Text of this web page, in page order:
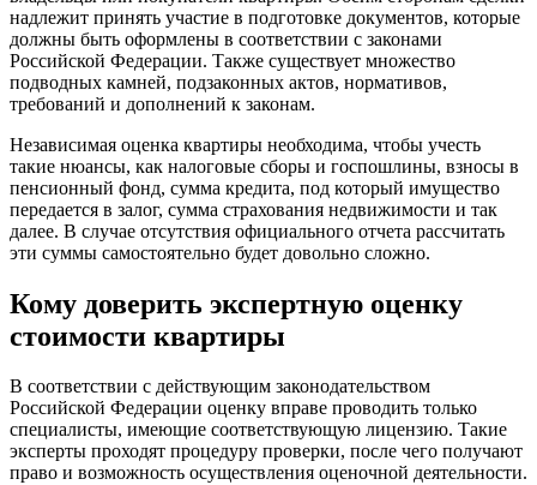
надлежит принять участие в подготовке документов, которые
должны быть оформлены в соответствии с законами
Российской Федерации. Также существует множество
подводных камней, подзаконных актов, нормативов,
требований и дополнений к законам.
Независимая оценка квартиры необходима, чтобы учесть
такие нюансы, как налоговые сборы и госпошлины, взносы в
пенсионный фонд, сумма кредита, под который имущество
передается в залог, сумма страхования недвижимости и так
далее. В случае отсутствия официального отчета рассчитать
эти суммы самостоятельно будет довольно сложно.
Кому доверить экспертную оценку
стоимости квартиры
В соответствии с действующим законодательством
Российской Федерации оценку вправе проводить только
специалисты, имеющие соответствующую лицензию. Такие
эксперты проходят процедуру проверки, после чего получают
право и возможность осуществления оценочной деятельности.